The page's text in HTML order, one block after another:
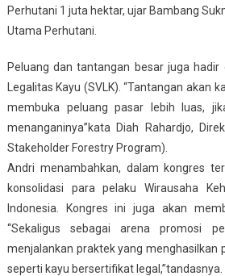
Perhutani 1 juta hektar, ujarBambang
Utama Perhutani
Peluang dan tantangan besar juga hadir
Legalitas Kayu (SVLK). “Tantangan akan
membuka peluang pasar lebih luas,
menanganinya”kata Diah Rahardjo,
Stakeholder Forestry Program).
Andri menambahkan, dalam kongres
konsolidasi para pelaku Wirausaha
Indonesia. Kongres ini juga akan
“Sekaligus sebagaiarena promosi
menjalankan praktek yang menghasilkan
seperti kayu bersertifikat legal,”tandasnya.